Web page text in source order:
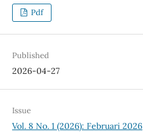
Pdf
Published
2026-04-27
Issue
Vol. 8 No. 1 (2026): Februari 2026